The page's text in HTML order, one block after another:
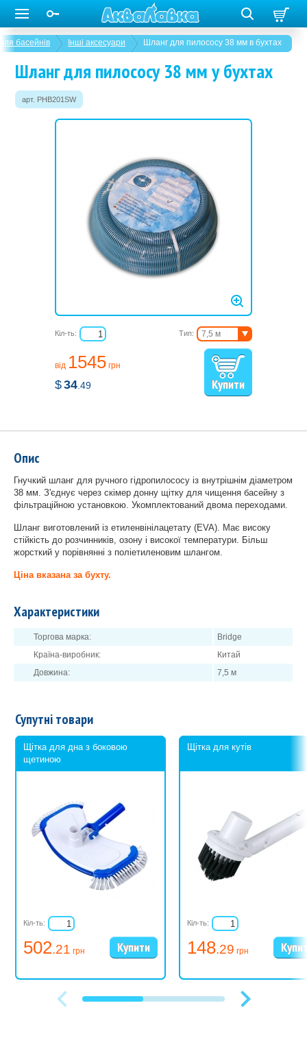
басейнів Інші аксесуари Шланг для пилососу 38 мм в бухтах
Шланг для пилососу 38 мм у бухтах
арт. PHB201SW
від 1545 грн
$34 .49
Кіл-ть: Тип:
7,5 м
10,5 м
13 м
15 м
Опис
Гнучкий шланг для ручного гідропилососу із внутрішнім діаметром
38 мм. З'єднує через скімер донну щітку для чищення басейну з
фільтраційною установкою. Укомплектований двома переходами.
Шланг виготовлений із етиленвінілацетату (EVA). Має високу
стійкість до розчинників, озону і високої температури. Більш
жорсткий у порівнянні з поліетиленовим шлангом.
Ціна вказана за бухту.
Характеристики
Торгова марка:
Bridge
Країна-виробник:
Китай
Довжина:
7,5 м
Супутні товари
Щітка для дна з боковою
щетиною
502.21 грн
Кіл-ть:
Щітка для кутів
148.29 грн
Кіл-ть: